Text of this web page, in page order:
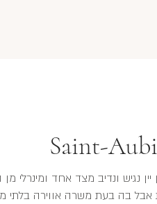
Saint-
נגיש ונדיב מצד אחד ומינרלי
אבל בה בעת משרה אווירה בלתי